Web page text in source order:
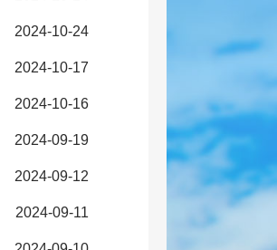
2024-10-24
2024-10-17
2024-10-16
2024-09-19
2024-09-12
2024-09-11